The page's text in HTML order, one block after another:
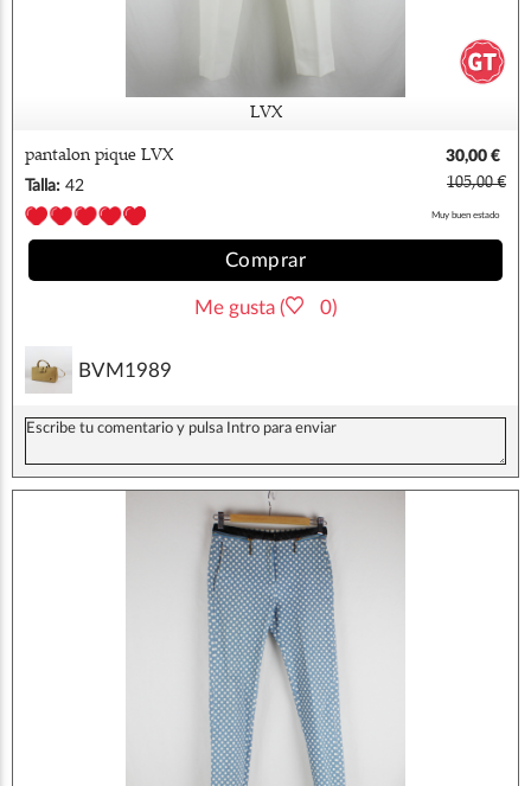
LVX
pantalon pique LVX
30,00 €
Talla: 42 105,00 €
Muy buen estado
Comprar
Me gusta ( 0)
BVM1989